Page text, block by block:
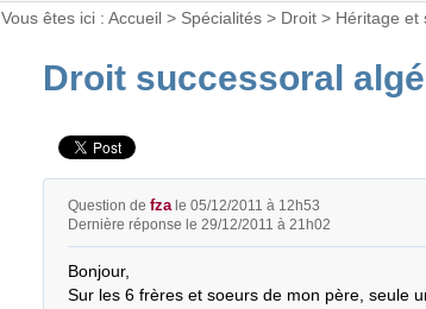
Vous êtes ici : Accueil> Spécialités> Droit> Héritage et
Droit successoral
Question de fzale 05/12/2011 à 12h53
Dernière réponse le 29/12/2011 à 21h02
Bonjour,
Sur les 6 frères et soeurs de mon père, seule